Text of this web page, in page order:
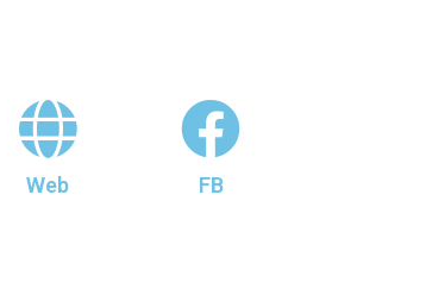
Web FB